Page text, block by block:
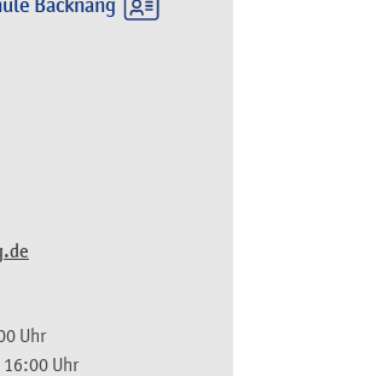
Backnang
Uhr
16:00 Uhr